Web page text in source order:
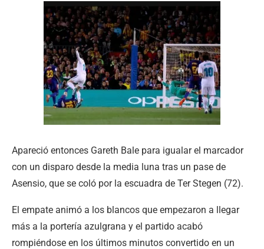
Apareció entonces Gareth Bale para igualar el marcador
con un disparo desde la media luna tras un pase de
Asensio, que se coló por la escuadra de Ter Stegen (72).
El empate animó a los blancos que empezaron a llegar
más a la portería azulgrana y el partido acabó
rompiéndose en los últimos minutos convertido en un